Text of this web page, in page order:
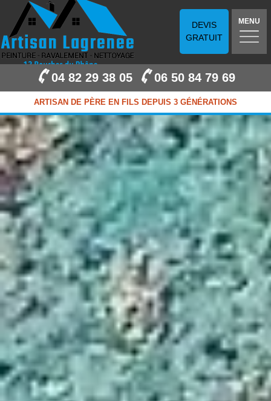
DEVIS
GRATUIT
MENU
04 82 29 38 05 06 50 84 79 69
ARTISAN DE PÈRE EN FILS DEPUIS 3 GÉNÉRATIONS